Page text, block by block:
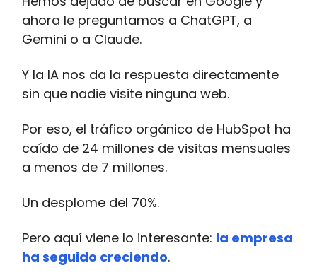
ahora le preguntamos a ChatGPT, a
Gemini o a Claude.
Y la IA nos da la respuesta directamente
sin que nadie visite ninguna web.
Por eso, el tráfico orgánico de HubSpot ha
caído de 24 millones de visitas mensuales
a menos de 7 millones.
Un desplome del 70%.
Pero aquí viene lo interesante: la empresa
ha seguido creciendo.